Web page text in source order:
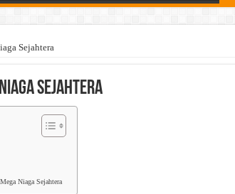
Sejahtera
Sejahtera
Niaga Sejahtera